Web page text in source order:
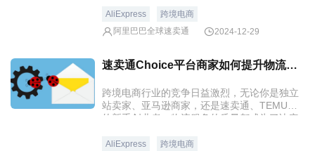
AliExpress
跨境电商
阿里巴巴全球速卖通
2024-12-29
速卖通Choice平台商家如何提升物流服务质量以赢得客户？
跨境电商行业的竞争日益激烈，无论你是独立
站卖家、亚马逊商家，还是速卖通、TEMU上
的新手创业者，物流服务的质量都成为了决定
AliExpress
跨境电商